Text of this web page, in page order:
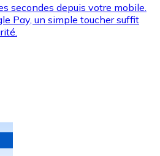
en espèces et d'autres
secondes depuis votre mobile.
Pay, un simple toucher suffit